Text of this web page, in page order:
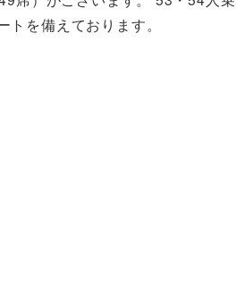
を備えております。